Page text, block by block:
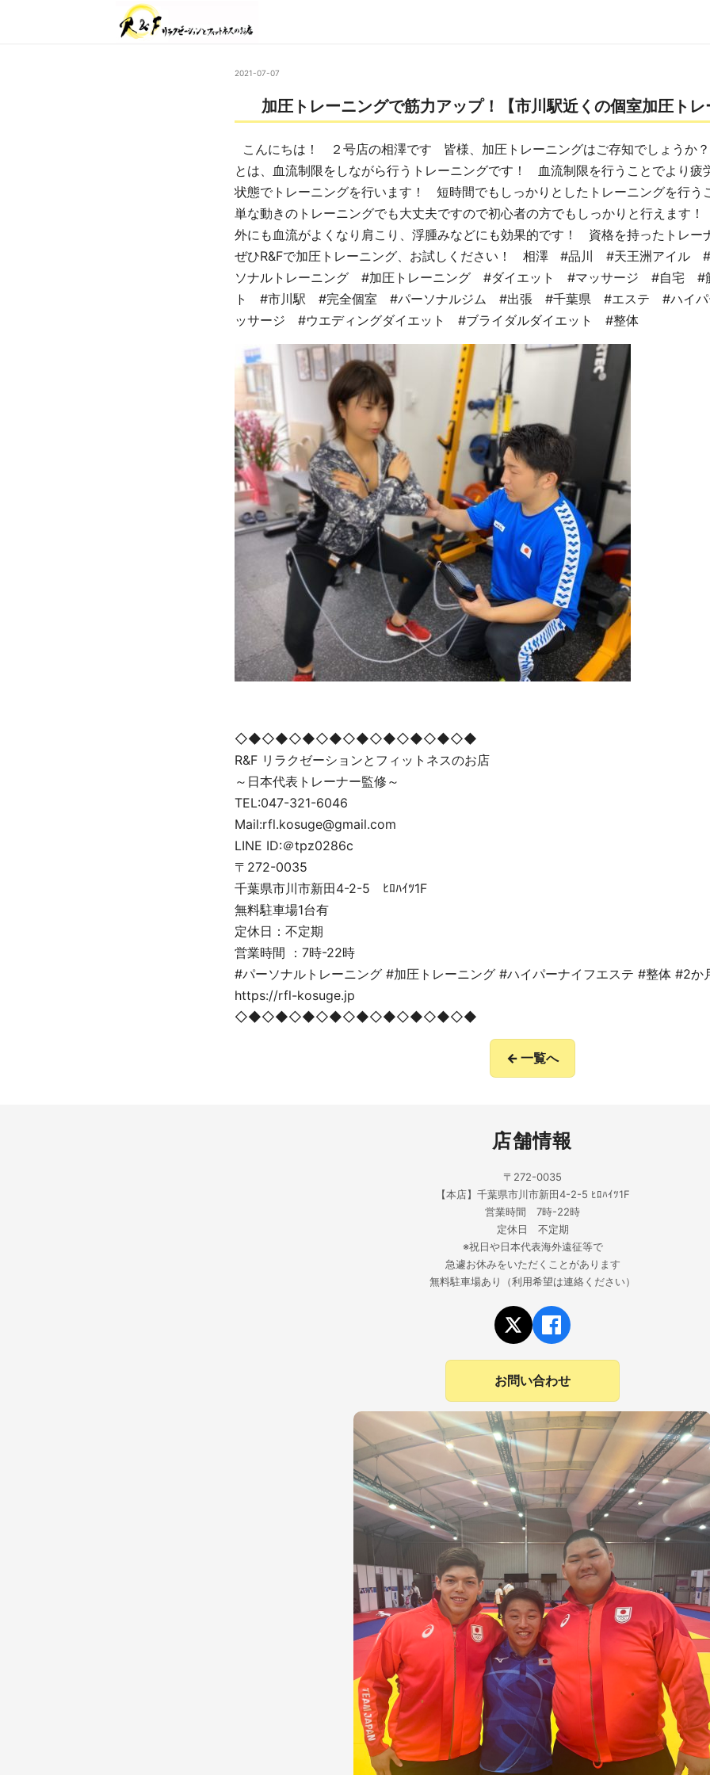
2021-07-07
加圧トレーニングで筋力アップ！【市川駅近くの個室加圧トレ
こんにちは！ ２号店の相澤です 皆様、加圧トレーニングはご存知でしょうか
とは、血流制限をしながら行うトレーニングです！ 血流制限を行うことでより疲
状態でトレーニングを行います！ 短時間でもしっかりとしたトレーニングを行
単な動きのトレーニングでも大丈夫ですので初心者の方でもしっかりと行えます
外にも血流がよくなり肩こり、浮腫みなどにも効果的です！ 資格を持ったトレー
ぜひR&Fで加圧トレーニング、お試しください！ 相澤 #品川 #天王洲アイ
ソナルトレーニング #加圧トレーニング #ダイエット #マッサージ #自宅 #
ト #市川駅 #完全個室 #パーソナルジム #出張 #千葉県 #エステ #ハイパ
ッサージ #ウエディングダイエット #ブライダルダイエット #整体
◇◆◇◆◇◆◇◆◇◆◇◆◇◆◇◆◇◆
R&F リラクゼーションとフィットネスのお店
～日本代表トレーナー監修～
TEL:047-321-6046
Mail:rfl.kosuge@gmail.com
LINE ID:＠tpz0286c
〒272-0035
千葉県市川市新田4-2-5 ﾋﾛﾊｲﾂ1F
無料駐車場1台有
定休日：不定期
営業時間 ：7時-22時
#パーソナルトレーニング #加圧トレーニング #ハイパーナイフエステ #整体 #2か
https://rfl-kosuge.jp
◇◆◇◆◇◆◇◆◇◆◇◆◇◆◇◆◇◆
← 一覧へ
店舗情報
〒272-0035
【本店】千葉県市川市新田4-2-5 ﾋﾛﾊｲﾂ1F
営業時間 7時-22時
定休日 不定期
※祝日や日本代表海外遠征等で
急遽お休みをいただくことがあります
無料駐車場あり（利用希望は連絡ください）
お問い合わせ